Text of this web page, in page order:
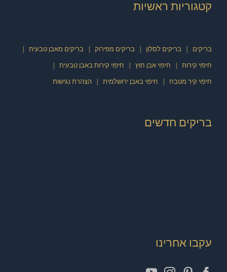
קטגוריות ראשיות
בריקים בריקים לסלון בריקים מפירוק בריקים מאבן טבעית
חיפוי קירות חיפוי אבן חוץ חיפוי קירות באבן טבעית
חיפוי קיר מטבח חיפוי באבן ירושלמית הצהרת נגישות
בריקים חדשים
עקבו אחרינו